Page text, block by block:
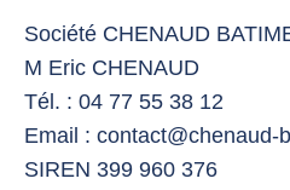
Société CHENAUD
M Eric CHENAUD
Tél. : 04 77 55 38 12
Email : contact@chenaud-
SIREN 399 960 376